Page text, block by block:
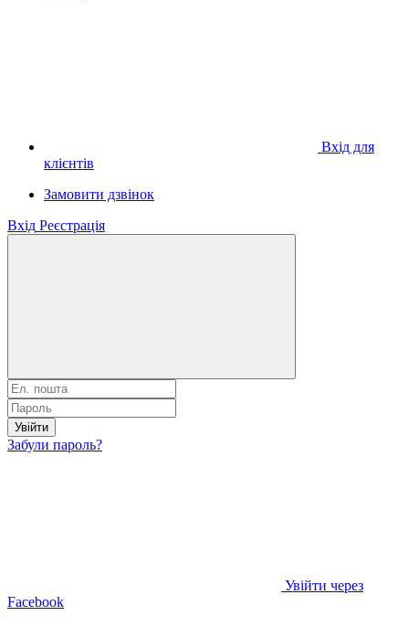
Вхід для
клієнтів
Замовити дзвінок
Вхід Реєстрація
Увійти
Забули пароль?
Увійти через
Facebook